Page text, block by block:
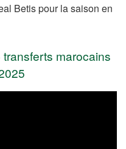
Betis pour la saison en
marocains